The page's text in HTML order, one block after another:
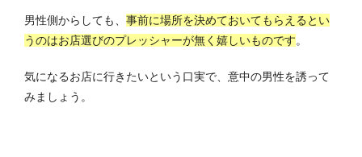
男性側からしても、 事前に場所を決めておいてもらえるとい
うのはお店選びのプレッシャーが無く嬉しいものです。
気になるお店に行きたいという口実で、意中の男性を誘って
みましょう。